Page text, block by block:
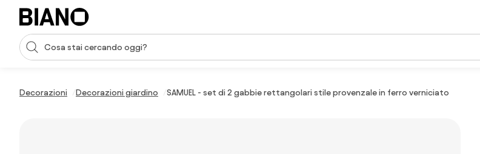
Salta la navigazione, vai al contenuto
Input della ricerca
Decorazioni Decorazioni giardino SAMUEL - set di 2 gabbie rettangolari stile provenzale in ferro verniciato